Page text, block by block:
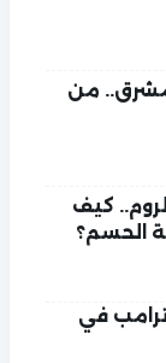
من
كيف
الحسم؟
في